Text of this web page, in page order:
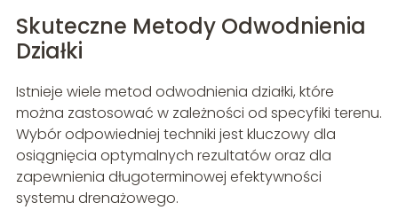
Skuteczne Metody Odwodnienia
Działki
Istnieje wiele metod odwodnienia działki, które
można zastosować w zależności od specyfiki terenu.
Wybór odpowiedniej techniki jest kluczowy dla
osiągnięcia optymalnych rezultatów oraz dla
zapewnienia długoterminowej efektywności
systemu drenażowego.